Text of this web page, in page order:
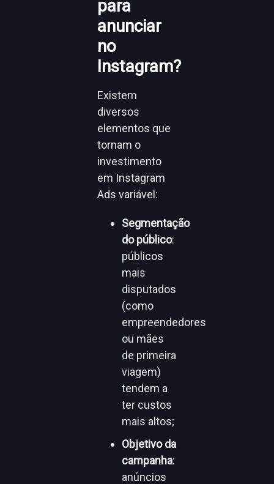
para
anunciar
no
Instagram?
Existem
diversos
elementos que
tornam o
investimento
em Instagram
Ads variável:
Segmentação
do público:
públicos
mais
disputados
(como
empreendedores
ou mães
de primeira
viagem)
tendem a
ter custos
mais altos;
Objetivo da
campanha:
anúncios